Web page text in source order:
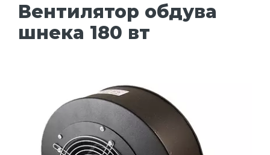
Вентилятор обдува
шнека 180 вт